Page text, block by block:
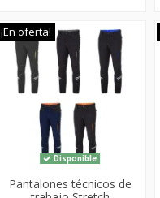
¡En oferta!
Disponible
Pantalones técnicos de